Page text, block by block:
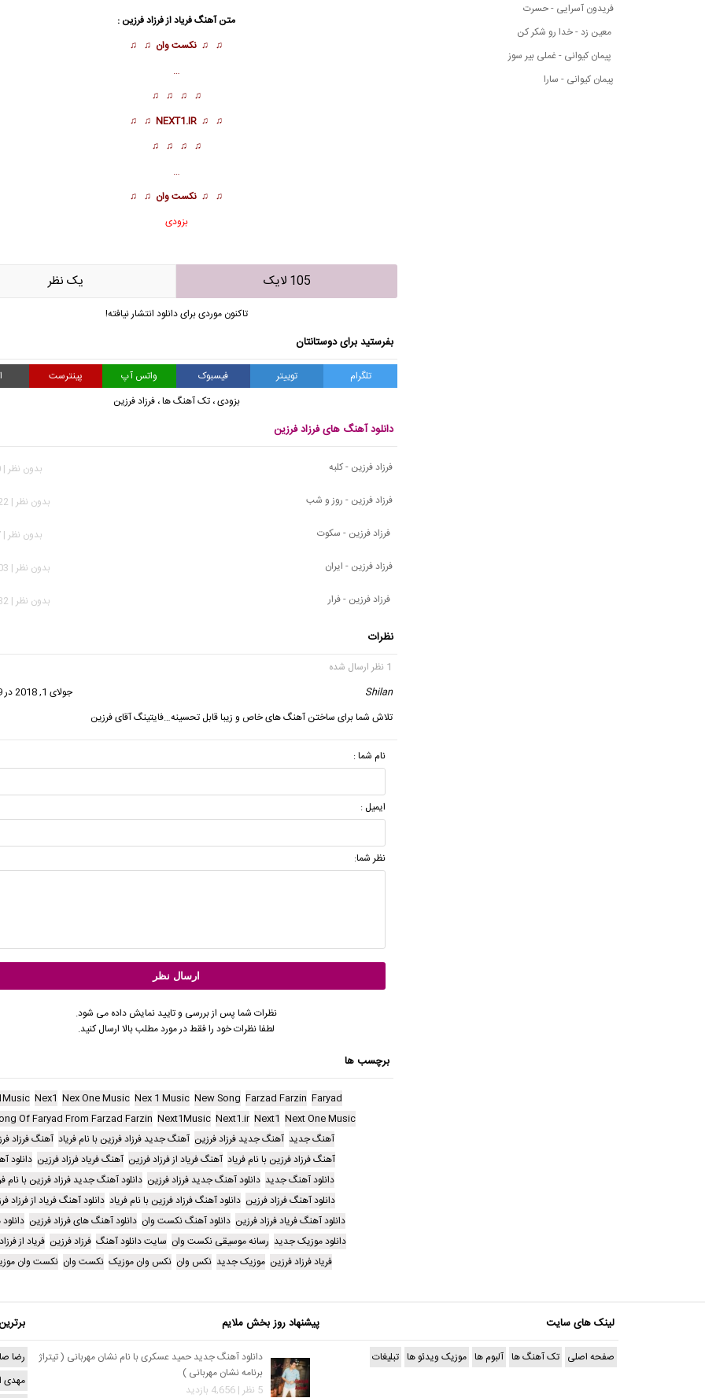
فریدون آسرایی - حسرت
معین زد - خدا رو شکر کن
پیمان کیوانی - غملی بیر سوز
پیمان کیوانی - سارا
متن آهنگ فریاد ازفرزاد فرزین :
♫ ♫ نکست وان ♫ ♫
…
♫ ♫ ♫ ♫
♫ ♫
NEXT1.IR
♫ ♫
♫ ♫ ♫ ♫
…
♫ ♫ نکست وان ♫ ♫
بزودی
105 لایک يک نظر
تاکنون موردی برای دانلود انتشار نیافته!
بفرستید برای دوستانتان
تلگرام توییتر فیسبوک واتس آپ پینترست
بزودی،تک آهنگ ها،فرزاد فرزین
دانلود آهنگ های فرزاد فرزین
فرزاد فرزین - کلبه
بدون نظر | 580 بازدید
فرزاد فرزین - روز و شب
بدون نظر | 1,022 بازدید
فرزاد فرزین - سکوت
بدون نظر | 887 بازدید
فرزاد فرزین - ایران
بدون نظر | 1,003 بازدید
فرزاد فرزین - فرار
بدون نظر | 1,532 بازدید
نظرات
1 نظر ارسال شده
Shilan
جولای 1, 2018 در 12:59 ق.ظ
تلاش شما برای ساختن آهنگ های خاص و زیبا قابل تحسینه…فایتینگ آقای فرزین
نام شما :
ایمیل :
نظر شما:
نظرات شما پس از بررسی و تایید نمایش داده می شود.
لطفا نظرات خود را فقط در مورد مطلب بالا ارسال کنید.
برچسب ها
Faryad
Farzad Farzin
New Song
Nex 1 Music
Nex One Music
Nex1
Next One Music
Next1
Next1.ir
Next1Music
Of Faryad From Farzad Farzin
آهنگ جدید آهنگ جدید فرزاد فرزین آهنگ جدید فرزاد فرزین با نام فریاد آهنگ فرزاد
آهنگ فرزاد فرزین با نام فریاد آهنگ فریاد از فرزاد فرزین آهنگ فریاد فرزاد فرزین دانلود
دانلود آهنگ جدید دانلود آهنگ جدید فرزاد فرزین دانلود آهنگ جدید فرزاد فرزین با نام
دانلود آهنگ فرزاد فرزین دانلود آهنگ فرزاد فرزین با نام فریاد دانلود آهنگ فریاد از فرزاد
دانلود آهنگ فریاد فرزاد فرزین دانلود آهنگ نکست وان دانلود آهنگ های فرزاد فرزین
دانلود موزیک جدید رسانه موسیقی نکست وان سایت دانلود آهنگ فرزاد فرزین فریاد از
فریاد فرزاد فرزین موزیک جدید نکس وان نکس وان موزیک نکست وان نکست وان
لینک های سایت
صفحه اصلی تک آهنگ ها آلبوم ها موزیک ویدئو ها تبلیغات
پیشنهاد روز بخش ملایم
دانلود آهنگ جدید حمید عسکری با نام نشان مهربانی ( تیتراژ
برنامه نشان مهربانی )
5 نظر | 4,656 بازدید
رضا
مهدی